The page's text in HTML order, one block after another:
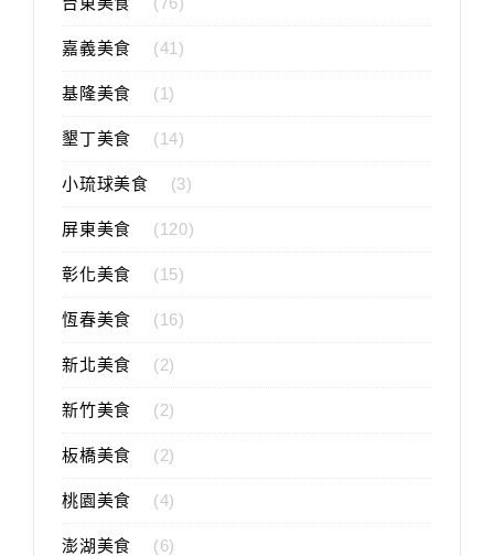
嘉義美食 (41)
基隆美食 (1)
墾丁美食 (14)
小琉球美食 (3)
屏東美食 (120)
彰化美食 (15)
恆春美食 (16)
新北美食 (2)
新竹美食 (2)
板橋美食 (2)
桃園美食 (4)
澎湖美食 (6)